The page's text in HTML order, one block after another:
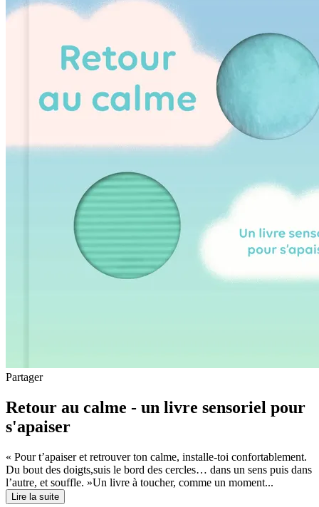
Partager
Retour au calme - un livre sensoriel pour
s'apaiser
« Pour t’apaiser et retrouver ton calme, installe-toi confortablement.
Du bout des doigts,suis le bord des cercles… dans un sens puis dans
l’autre, et souffle. »Un livre à toucher, comme un moment...
Lire la suite